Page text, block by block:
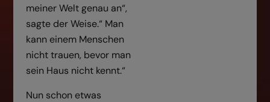
meiner Welt genau an“,
sagte der Weise.“ Man
kann einem Menschen
nicht trauen, bevor man
sein Haus nicht kennt.“
Nun schon etwas